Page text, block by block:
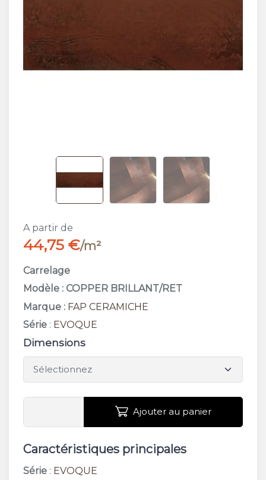
A partir de
44,75 €/m²
Carrelage
Modèle : COPPER BRILLANT/RET
Marque : FAP CERAMICHE
Série : EVOQUE
Dimensions
Ajouter au panier
Caractéristiques principales
Série : EVOQUE